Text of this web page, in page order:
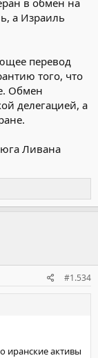
в обмен на
а Израиль
перевод
того, что
Обмен
делегацией, а
Ливана
#1.534
иранские активы